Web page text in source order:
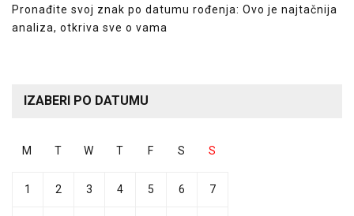
Pronađite svoj znak po datumu rođenja: Ovo je najtačnija
analiza, otkriva sve o vama
IZABERI PO DATUMU
M T W T F S S
1 2 3 4 5 6 7